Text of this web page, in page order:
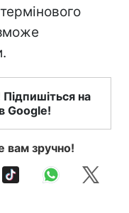
на
Google!
вам зручно!